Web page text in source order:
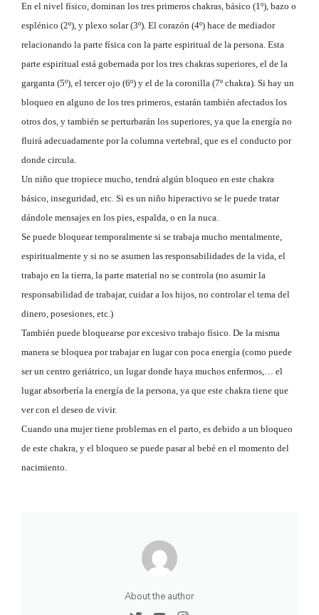
En el nivel físico, dominan los tres primeros chakras, básico (1º), bazo o
esplénico (2º), y plexo solar (3º). El corazón (4º) hace de mediador
relacionando la parte física con la parte espiritual de la persona. Esta
parte espiritual está gobernada por los tres chakras superiores, el de la
garganta (5º), el tercer ojo (6º) y el de la coronilla (7º chakra). Si hay un
bloqueo en alguno de los tres primeros, estarán también afectados los
otros dos, y también se perturbarán los superiores, ya que la energía no
fluirá adecuadamente por la columna vertebral, que es el conducto por
donde circula.
Un niño que tropiece mucho, tendrá algún bloqueo en este chakra
básico, inseguridad, etc. Si es un niño hiperactivo se le puede tratar
dándole mensajes en los pies, espalda, o en la nuca.
Se puede bloquear temporalmente si se trabaja mucho mentalmente,
espiritualmente y si no se asumen las responsabilidades de la vida, el
trabajo en la tierra, la parte material no se controla (no asumir la
responsabilidad de trabajar, cuidar a los hijos, no controlar el tema del
dinero, posesiones, etc.)
También puede bloquearse por excesivo trabajo físico. De la misma
manera se bloquea por trabajar en lugar con poca energía (como puede
ser un centro geriátrico, un lugar donde haya muchos enfermos,… el
lugar absorbería la energía de la persona, ya que este chakra tiene que
ver con el deseo de vivir.
Cuando una mujer tiene problemas en el parto, es debido a un bloqueo
de este chakra, y el bloqueo se puede pasar al bebé en el momento del
nacimiento.
About the author